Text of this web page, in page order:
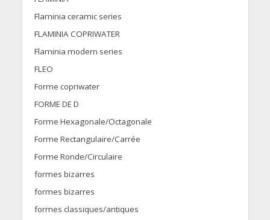
Flaminia ceramic series
FLAMINIA COPRIWATER
Flaminia modern series
FLEO
Forme copriwater
FORME DE D
Forme Hexagonale/Octagonale
Forme Rectangulaire/Carrée
Forme Ronde/Circulaire
formes bizarres
formes bizarres
formes classiques/antiques